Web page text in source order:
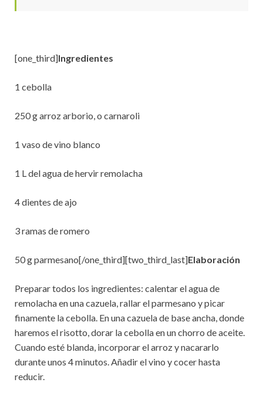
[one_third]Ingredientes
1 cebolla
250 g arroz arborio, o carnaroli
1 vaso de vino blanco
1 L del agua de hervir remolacha
4 dientes de ajo
3 ramas de romero
50 g parmesano[/one_third][two_third_last]Elaboración
Preparar todos los ingredientes: calentar el agua de
remolacha en una cazuela, rallar el parmesano y picar
finamente la cebolla. En una cazuela de base ancha, donde
haremos el risotto, dorar la cebolla en un chorro de aceite.
Cuando esté blanda, incorporar el arroz y nacararlo
durante unos 4 minutos. Añadir el vino y cocer hasta
reducir.